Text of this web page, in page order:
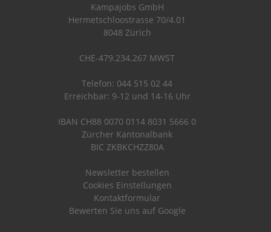
Kampajobs GmbH
Hermetschloostrasse 70/4.01
8048 Zürich
CHE-479.234.267 MWST
Telefon: 044 515 02 44
Erreichbar: 9-12 und 14-16 Uhr
IBAN CH88 0070 0114 8031 5666 0
Zürcher Kantonalbank
BIC ZKBKCHZZ80A
Newsletter bestellen
Cookies Einstellungen
Kontaktformular
Bewerten Sie uns auf Google